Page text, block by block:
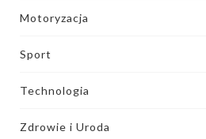
Motoryzacja
Sport
Technologia
Zdrowie i Uroda